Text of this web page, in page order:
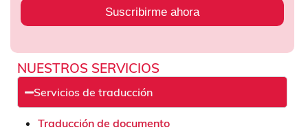
Suscribirme ahora
NUESTROS SERVICIOS
Servicios de traducción
Traducción de documento